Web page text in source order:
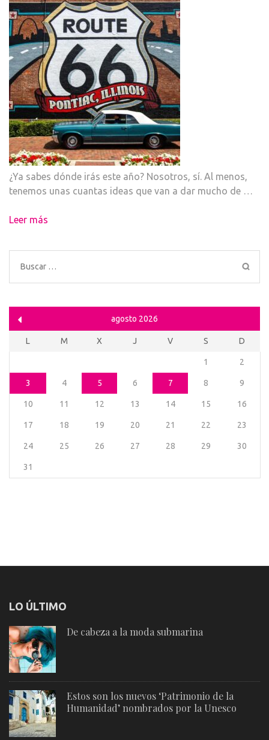
¿Ya sabes dónde irás este año? Nosotros, sí. Al menos,
tenemos unas cuantas ideas que van a dar mucho de …
Leer más
Buscar:
agosto 2026
L M X J V S D
1 2
3 4 5 6 7 8 9
10 11 12 13 14 15 16
17 18 19 20 21 22 23
24 25 26 27 28 29 30
31
LO ÚLTIMO
De cabeza a la moda submarina
Estos son los nuevos ‘Patrimonio de la
Humanidad’ nombrados por la Unesco